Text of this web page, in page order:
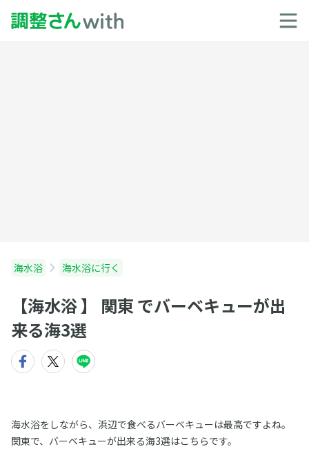
海水浴 海水浴に行く
【海水浴 】 関東 でバーベキューが出
来る海3選
海水浴をしながら、浜辺で食べるバーベキューは最高ですよね。
関東で、バーベキューが出来る海3選はこちらです。